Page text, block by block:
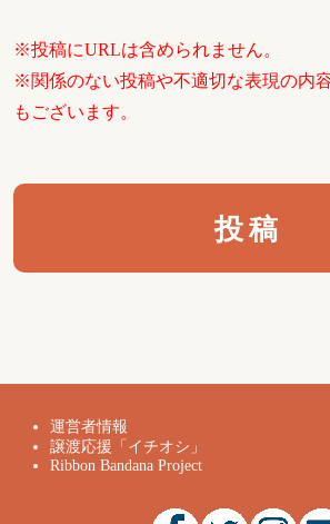
※投稿にURLは含められません。
※関係のない投稿や不適切な表現の内
もございます。
運営者情報
譲渡応援「イチオシ」
Ribbon Bandana Project